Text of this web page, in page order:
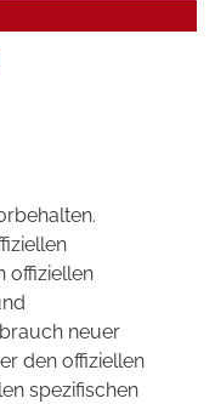
offiziellen
neuer
den offiziellen
spezifischen